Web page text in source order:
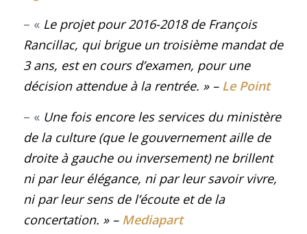
– « Le projet pour 2016-2018 de François
Rancillac, qui brigue un troisième mandat de
3 ans, est en cours d’examen, pour une
décision attendue à la rentrée. » – Le Point
– « Une fois encore les services du ministère
de la culture (que le gouvernement aille de
droite à gauche ou inversement) ne brillent
ni par leur élégance, ni par leur savoir vivre,
ni par leur sens de l’écoute et de la
concertation. » – Mediapart